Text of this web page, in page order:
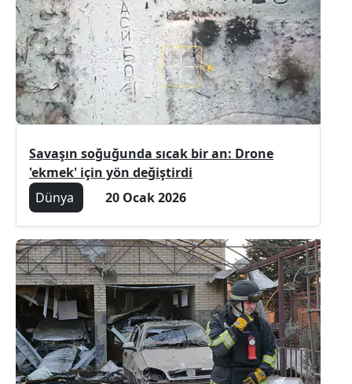
Savaşın soğuğunda sıcak bir an: Drone
'ekmek' için yön değiştirdi
Dünya
20 Ocak 2026